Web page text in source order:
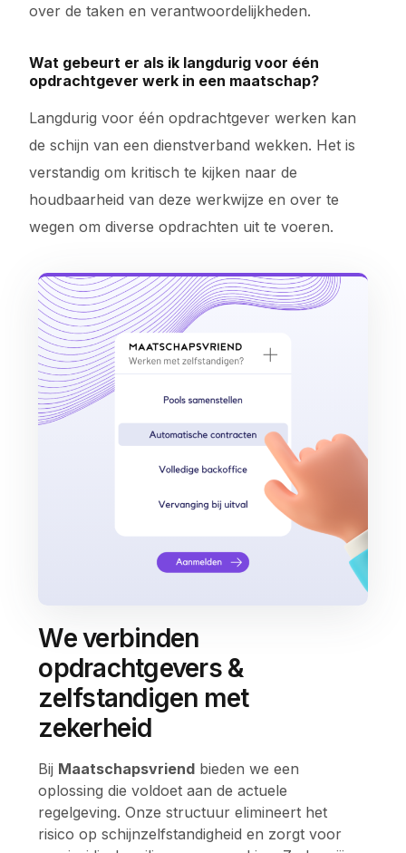
over de taken en verantwoordelijkheden.
Wat gebeurt er als ik langdurig voor één
opdrachtgever werk in een maatschap?
Langdurig voor één opdrachtgever werken kan
de schijn van een dienstverband wekken. Het is
verstandig om kritisch te kijken naar de
houdbaarheid van deze werkwijze en over te
wegen om diverse opdrachten uit te voeren.
We verbinden
opdrachtgevers &
zelfstandigen met
zekerheid
Bij Maatschapsvriend bieden we een
oplossing die voldoet aan de actuele
regelgeving. Onze structuur elimineert het
risico op schijnzelfstandigheid en zorgt voor